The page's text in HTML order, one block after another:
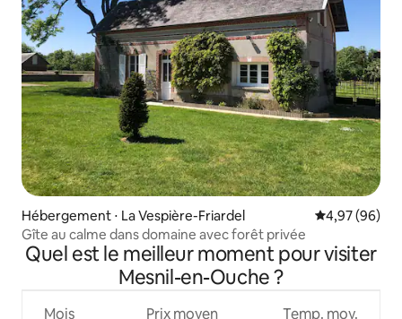
Hébergement ⋅ La Vespière-Friardel Évaluation
4,97 (96)
Gîte au calme dans domaine avec forêt privée
Quel est le meilleur moment pour visiter
Mesnil-en-Ouche ?
Mois Prix moyen Temp. moy.